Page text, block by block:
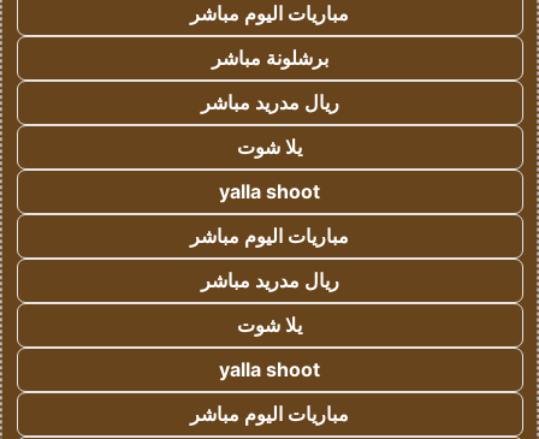
مباريات اليوم مباشر
برشلونة مباشر
ريال مدريد مباشر
يلا شوت
yalla shoot
مباريات اليوم مباشر
ريال مدريد مباشر
يلا شوت
yalla shoot
مباريات اليوم مباشر